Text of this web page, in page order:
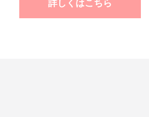
詳しくはこちら